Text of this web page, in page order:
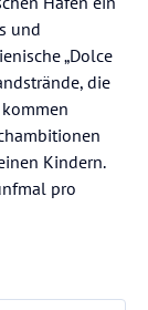
und
„Dolce
die
Kindern.
pro